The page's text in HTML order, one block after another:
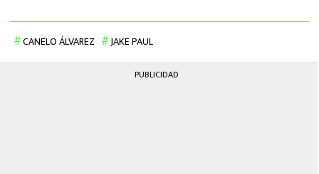
CANELO ÁLVAREZ JAKE PAUL
PUBLICIDAD